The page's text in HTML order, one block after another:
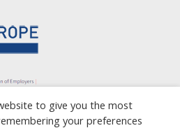
to give you the most
your preferences